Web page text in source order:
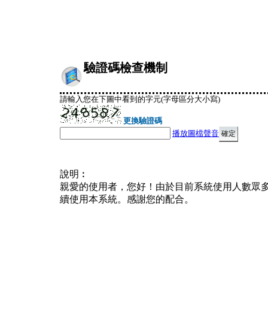
驗證碼檢查機制
請輸入您在下圖中看到的字元(字母區分大小寫)
更換驗證碼
播放圖檔聲音
說明︰
親愛的使用者，您好！由於目前系統使用人數眾
續使用本系統。感謝您的配合。